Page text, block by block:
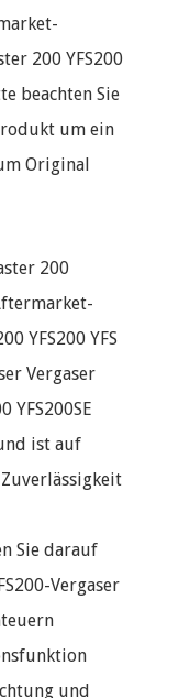
200 YFS200
beachten Sie
um ein
Original
200
YFS200 YFS
Vergaser
ist auf
Sie darauf
Vergaser
und